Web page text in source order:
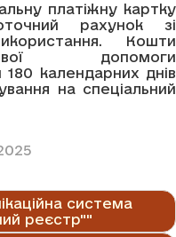
платіжну картку
рахунок зі
Кошти
допомоги
календарних днів
на спеціальний
система
реєстр""